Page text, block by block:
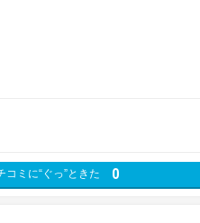
コミに“ぐっ”ときた 0